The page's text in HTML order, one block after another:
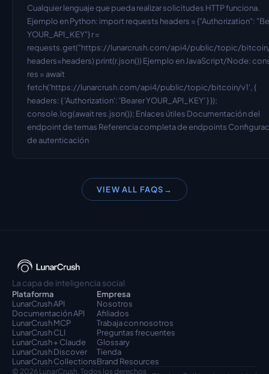
Cualquier lenguaje que pueda realizar solicitudes HTTP funciona.
Ejemplo en Python: import requests headers = {"Authorization":
YOUR_API_KEY"} r =
requests.get("https://lunarcrush.com/api4/public/topic/
headers=headers) print(r.json()) Ejemplo en JavaScript/Node:
res = await
fetch('https://lunarcrush.com/api4/public/topic/bitcoin/v1', {
headers: { 'Authorization': 'Bearer YOUR_API_KEY' } });
console.log(await res.json()); Enlaces útiles Documentación del
endpoint de temas Referencia completa de endpoints
de autenticación
VIEW ALL FAQS →
La capa de inteligencia social
Plataforma
LunarCrush API
Documentación API
LunarCrush MCP
LunarCrush CLI
LunarCrush + Claude
LunarCrush Discover
LunarCrush Collections
Empresa
Nosotros
Afiliados
Trabaja con nosotros
Preguntas frecuentes
Glossary
Tienda
Brand Resources
© 2026 LunarCrush. Todos los derechos